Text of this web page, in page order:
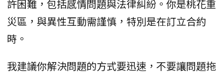
許困難，包括感情問題與法律糾紛。你是桃花重
災區，與異性互動需謹慎，特別是在訂立合約
時。
我建議你解決問題的方式要迅速，不要讓問題拖